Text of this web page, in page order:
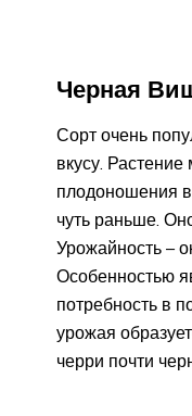
Черная
Сорт очень
вкусу.
плодоношения
чуть раньше.
Урожайность –
Особенностью
потребность в
урожая
черри почти